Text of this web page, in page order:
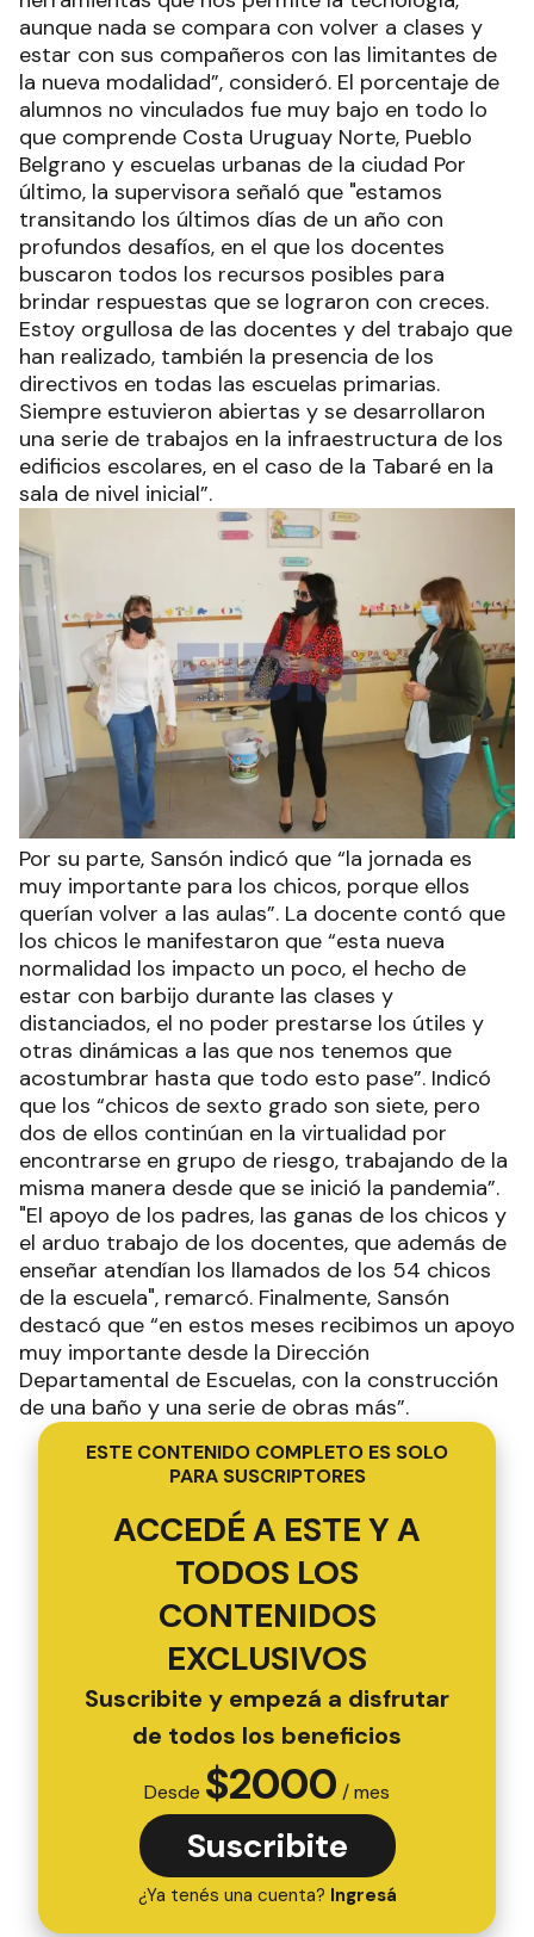
aunque nada se compara con volver a clases y
estar con sus compañeros con las limitantes de
la nueva modalidad”, consideró. El porcentaje de
alumnos no vinculados fue muy bajo en todo lo
que comprende Costa Uruguay Norte, Pueblo
Belgrano y escuelas urbanas de la ciudad Por
último, la supervisora señaló que "estamos
transitando los últimos días de un año con
profundos desafíos, en el que los docentes
buscaron todos los recursos posibles para
brindar respuestas que se lograron con creces.
Estoy orgullosa de las docentes y del trabajo que
han realizado, también la presencia de los
directivos en todas las escuelas primarias.
Siempre estuvieron abiertas y se desarrollaron
una serie de trabajos en la infraestructura de los
edificios escolares, en el caso de la Tabaré en la
sala de nivel inicial”.
Por su parte, Sansón indicó que “la jornada es
muy importante para los chicos, porque ellos
querían volver a las aulas”. La docente contó que
los chicos le manifestaron que “esta nueva
normalidad los impacto un poco, el hecho de
estar con barbijo durante las clases y
distanciados, el no poder prestarse los útiles y
otras dinámicas a las que nos tenemos que
acostumbrar hasta que todo esto pase”. Indicó
que los “chicos de sexto grado son siete, pero
dos de ellos continúan en la virtualidad por
encontrarse en grupo de riesgo, trabajando de la
misma manera desde que se inició la pandemia”.
"El apoyo de los padres, las ganas de los chicos y
el arduo trabajo de los docentes, que además de
enseñar atendían los llamados de los 54 chicos
de la escuela", remarcó. Finalmente, Sansón
destacó que “en estos meses recibimos un apoyo
muy importante desde la Dirección
Departamental de Escuelas, con la construcción
de una baño y una serie de obras más”.
ESTE CONTENIDO COMPLETO ES SOLO
PARA SUSCRIPTORES
ACCEDÉ A ESTE Y A
TODOS LOS
CONTENIDOS
EXCLUSIVOS
Suscribite y empezá a disfrutar
de todos los beneficios
Desde $2000 / mes
Suscribite
¿Ya tenés una cuenta? Ingresá